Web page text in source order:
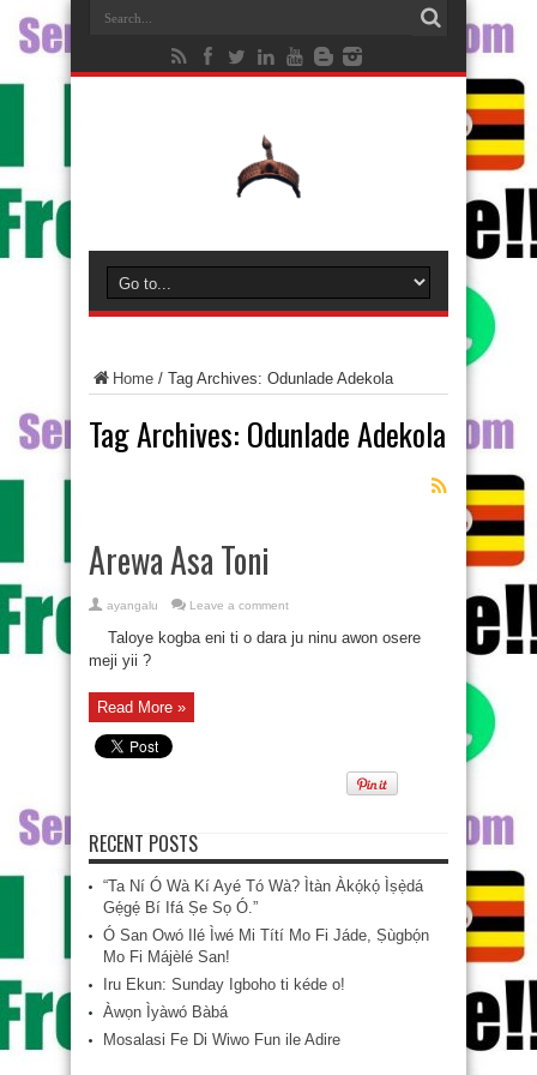
Home / Tag Archives: Odunlade Adekola
Tag Archives: Odunlade Adekola
Arewa Asa Toni
ayangalu Leave a comment
Taloye kogba eni ti o dara ju ninu awon osere
meji yii ?
Read More »
RECENT POSTS
“Ta Ní Ó Wà Kí Ayé Tó Wà? Ìtàn Àkọ́kọ́ Ìṣẹ̀dá
Gẹ́gẹ́ Bí Ifá Ṣe Sọ Ó.”
Ó San Owó Ilé Ìwé Mi Títí Mo Fi Jáde, Ṣùgbọ́n
Mo Fi Májèlé San!
Iru Ekun: Sunday Igboho ti kéde o!
Àwọn Ìyàwó Bàbá
Mosalasi Fe Di Wiwo Fun ile Adire